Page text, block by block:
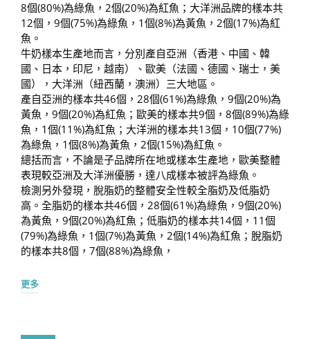
8個(80%)為綠魚，2個(20%)為紅魚；大洋洲品牌的樣本共
12個，9個(75%)為綠魚，1個(8%)為黃魚，2個(17%)為紅
魚。
牛奶樣本生產地而言，分別產自亞洲（香港、中國、韓
國、日本，印尼，越南）、歐美（法國、德國、瑞士，美
國），大洋洲（紐西蘭，澳洲）三大地區。
產自亞洲的樣本共46個，28個(61%)為綠魚，9個(20%)為
黃魚，9個(20%)為紅魚；歐美的樣本共9個，8個(89%)為綠
魚，1個(11%)為紅魚；大洋洲的樣本共13個，10個(77%)
為綠魚，1個(8%)為黃魚，2個(15%)為紅魚。
總括而言，不論是子品牌所在地或樣本生產地，歐美整體
表現較亞洲及大洋洲優勝，達八成樣本被評為綠魚。
檢測另外發現，脫脂奶的整體安全性較全脂奶及低脂奶
高。全脂奶的樣本共46個，28個(61%)為綠魚，9個(20%)
為黃魚，9個(20%)為紅魚；低脂奶的樣本共14個，11個
(79%)為綠魚，1個(7%)為黃魚，2個(14%)為紅魚；脫脂奶
的樣本共8個，7個(88%)為綠魚，
更多